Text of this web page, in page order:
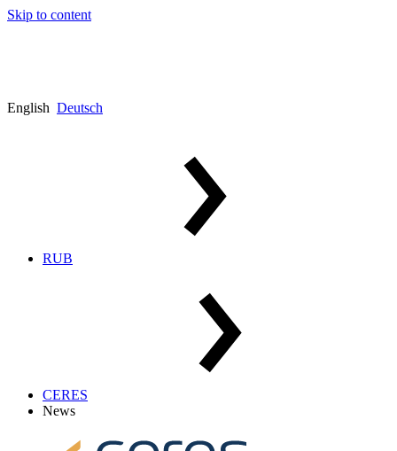
Skip to content
English Deutsch
RUB
CERES
News